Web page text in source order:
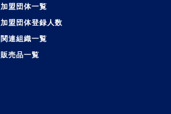
加盟団体一覧
加盟団体登録人数
関連組織一覧
販売品一覧